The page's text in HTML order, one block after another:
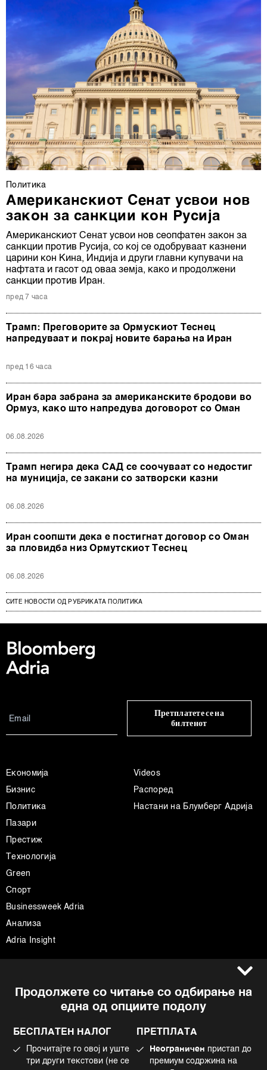
Политика
Американскиот Сенат усвои нов
закон за санкции кон Русија
Американскиот Сенат усвои нов сеопфатен закон за
санкции против Русија, со кој се одобруваат казнени
царини кон Кина, Индија и други главни купувачи на
нафтата и гасот од оваа земја, како и продолжени
санкции против Иран.
пред 7 часа
Трамп: Преговорите за Ормускиот Теснец
напредуваат и покрај новите барања на Иран
пред 16 часа
Иран бара забрана за американските бродови во
Ормуз, како што напредува договорот со Оман
06.08.2026
Трамп негира дека САД се соочуваат со недостиг
на муниција, се закани со затворски казни
06.08.2026
Иран соопшти дека е постигнат договор со Оман
за пловидба низ Ормутскиот Теснец
06.08.2026
СИТЕ НОВОСТИ ОД РУБРИКАТА ПОЛИТИКА
Продолжете со читање со одбирање на
една од опциите подолу
БЕСПЛАТЕН НАЛОГ
Прочитајте го овој и уште
три други текстови (не се
ПРЕТПЛАТА
Неограничен пристап до
премиум содржина на
Претплатете се на
билтенот
Економија
Бизнис
Политика
Пазари
Престиж
Технологија
Green
Спорт
Businessweek Adria
Анализа
Adria Insight
Videos
Распоред
Настани на Блумберг Адрија
Импресум
Политика на приватност
Политика за колачиња
Употреба на вештачка интелигенција
Facebook
Instagram
Twitter
Tiktok